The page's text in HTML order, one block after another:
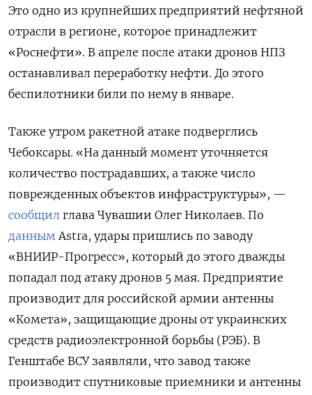
Это одно из крупнейших предприятий нефтяной
отрасли в регионе, которое принадлежит
«Роснефти». В апреле после атаки дронов НПЗ
останавливал переработку нефти. До этого
беспилотники били по нему в январе.
Также утром ракетной атаке подверглись
Чебоксары. «На данный момент уточняется
количество пострадавших, а также число
поврежденных объектов инфраструктуры», —
сообщил глава Чувашии Олег Николаев. По
даннымAstra, удары пришлись по заводу
«ВНИИР-Прогресс», который до этого дважды
попадал под атаку дронов 5 мая. Предприятие
производит для российской армии антенны
«Комета», защищающие дроны от украинских
средств радиоэлектронной борьбы (РЭБ). В
Генштабе ВСУ заявляли, что завод также
производит спутниковые приемники и антенны